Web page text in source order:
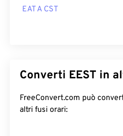
EAT A CST
Converti EEST in
FreeConvert.com può
altri fusi orari: